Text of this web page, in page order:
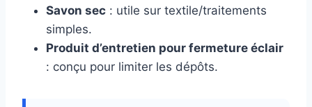
Savon sec : utile sur textile/traitements
simples.
Produit d’entretien pour fermeture éclair
: conçu pour limiter les dépôts.